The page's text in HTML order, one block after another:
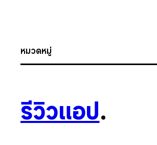
หมวดหมู่
รีวิวแอป.